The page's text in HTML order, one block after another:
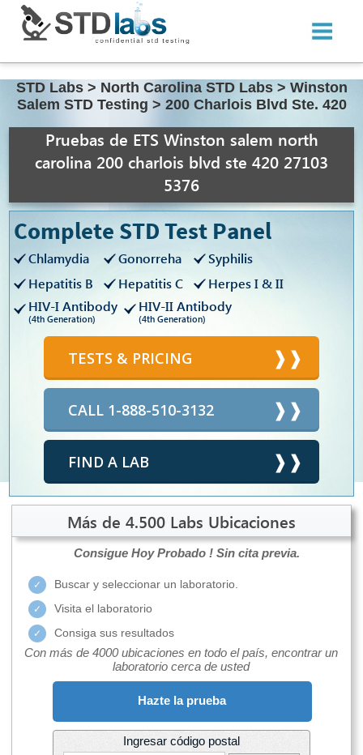
STD Labs > North Carolina STD Labs > Winston
Salem STD Testing > 200 Charlois Blvd Ste. 420
Pruebas de ETS Winston salem north
carolina 200 charlois blvd ste 420 27103
5376
Complete STD Test Panel
Chlamydia Gonorreha
Syphilis
Hepatitis B
Hepatitis C
Herpes I & II
HIV-I Antibody
(4th Generation)
HIV-II Antibody
(4th Generation)
TESTS & PRICING
CALL 1-888-510-3132
FIND A LAB
Más de 4.500 Labs Ubicaciones
Consigue Hoy Probado ! Sin cita previa.
Buscar y seleccionar un laboratorio.
Visita el laboratorio
Consiga sus resultados
Con más de 4000 ubicaciones en todo el país, encontrar un
laboratorio cerca de usted
Hazte la prueba
Ingresar código postal